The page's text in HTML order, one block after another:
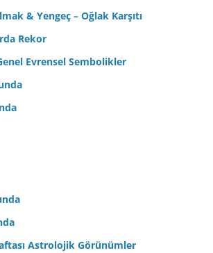
& Yengeç – Oğlak Karşıtı
Rekor
Evrensel Sembolikler
Astrolojik Görünümler